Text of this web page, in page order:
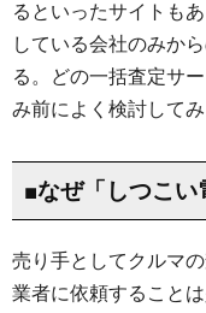
るといったサイトも
している会社のみか
る。どの一括査定サ
み前によく検討してみ
■なぜ「しつこい
売り手としてクルマ
業者に依頼すること